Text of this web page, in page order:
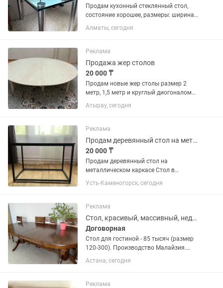
Продам кухонный стеклянный стол,
состояние хорошее, размеры: ширина
74, длина 120, высота 76. Бонусом могу
еще три табуретки отдать, если надо
Алматы, сегодня
Реклама
Продажа жер столов
20 000 ₸
Продам новые жер столы размер 2
метр, 1,5 метр и круглый диогоналом
1,3 метр. Складывается как чемодан.
Атырау, сегодня
Реклама
Продам деревянный стол на металлическом каркасе
20 000 ₸
Продам деревянный стол на
металлическом каркасе Стол в
хорошем состоянии, прочный и
см Деревянная столешница
Металлический...
Усть-Каменогорск, сегодня
Реклама
Стол, красивый, массивный, недорого!
Договорная
Стол для гостиной - 85 тысяч (размер
120-300). Производство Малайзия.
Крепкий, очень хорошего качества и
состояния. Разборка и самовывоз.
Астана, сегодня
Реклама